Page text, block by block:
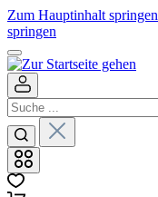
Zum Hauptinhalt springen
springen